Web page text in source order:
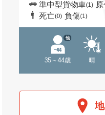
準中型貨物車(1)
死亡(0) 負傷(1)
35～44歳
他
晴